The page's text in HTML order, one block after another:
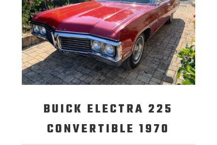
BUICK ELECTRA 225
CONVERTIBLE 1970